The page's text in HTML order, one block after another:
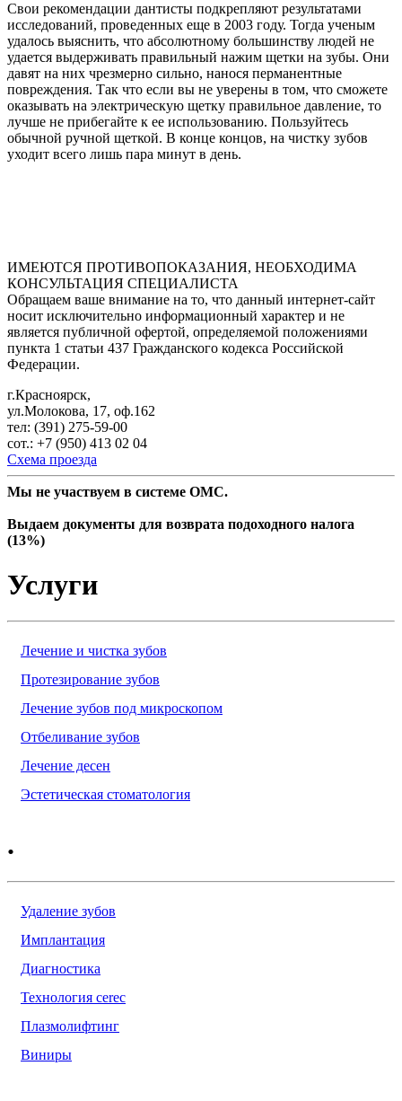
Свои рекомендации дантисты подкрепляют результатами
исследований, проведенных еще в 2003 году. Тогда ученым
удалось выяснить, что абсолютному большинству людей не
удается выдерживать правильный нажим щетки на зубы. Они
давят на них чрезмерно сильно, нанося перманентные
повреждения. Так что если вы не уверены в том, что сможете
оказывать на электрическую щетку правильное давление, то
лучше не прибегайте к ее использованию. Пользуйтесь
обычной ручной щеткой. В конце концов, на чистку зубов
уходит всего лишь пара минут в день.
ИМЕЮТСЯ ПРОТИВОПОКАЗАНИЯ, НЕОБХОДИМА
КОНСУЛЬТАЦИЯ СПЕЦИАЛИСТА
Обращаем ваше внимание на то, что данный интернет-сайт
носит исключительно информационный характер и не
является публичной офертой, определяемой положениями
пункта 1 статьи 437 Гражданского кодекса Российской
Федерации.
г.Красноярск,
ул.Молокова, 17, оф.162
тел: (391) 275-59-00
сот.: +7 (950) 413 02 04
Схема проезда
Мы не участвуем в системе ОМС.
Выдаем документы для возврата подоходного налога
(13%)
Услуги
Лечение и чистка зубов
Протезирование зубов
Лечение зубов под микроскопом
Отбеливание зубов
Лечение десен
Эстетическая стоматология
.
Удаление зубов
Имплантация
Диагностика
Технология cerec
Плазмолифтинг
Виниры